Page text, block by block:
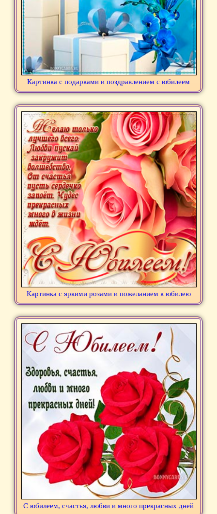
Картинка с подарками и поздравлением с юбилеем
Картинка с яркими розами и пожеланием к юбилею
С юбилеем, счастья, любви и много прекрасных дней